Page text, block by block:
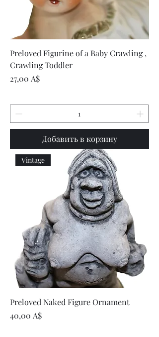
Preloved Figurine of a Baby Crawling ,
Crawling Toddler
Цена
27,00 A$
Добавить в корзину
Vintage
Preloved Naked Figure Ornament
Цена
40,00 A$